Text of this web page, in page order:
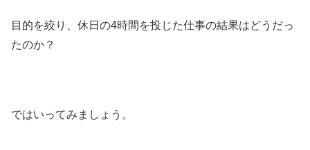
目的を絞り、休日の4時間を投じた仕事の結果はどうだっ
たのか？
ではいってみましょう。